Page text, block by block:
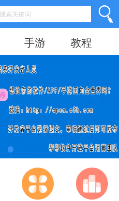
手游 教程